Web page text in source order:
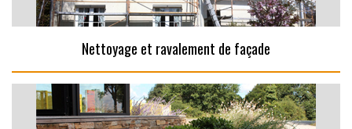
Nettoyage et ravalement de façade